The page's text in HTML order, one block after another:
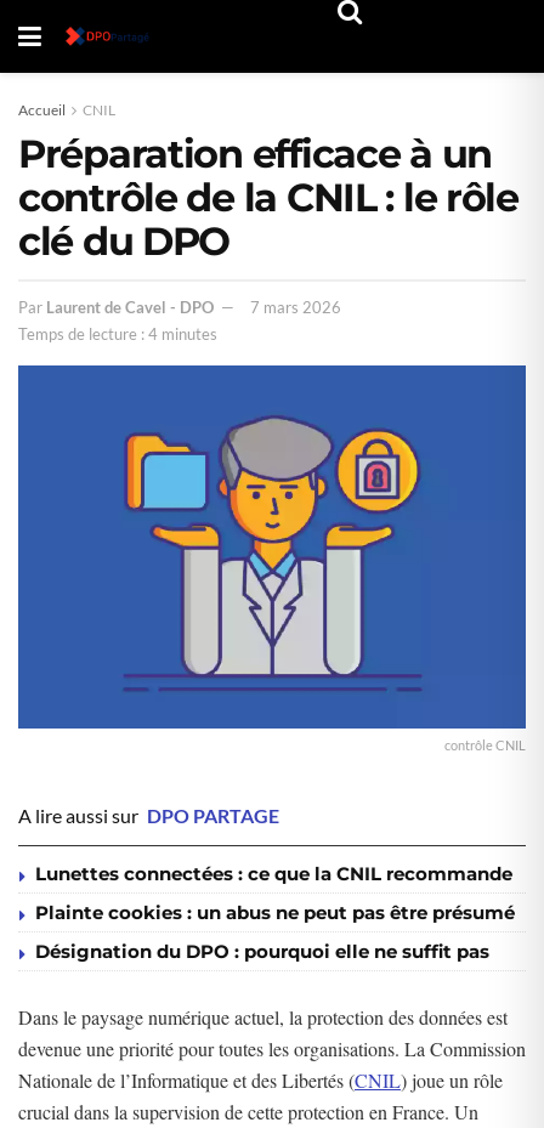
Accueil CNIL
Préparation efficace à un
contrôle de la CNIL : le rôle
clé du DPO
Par Laurent de Cavel - DPO
7 mars 2026
Temps de lecture : 4 minutes
contrôle CNIL
A lire aussi sur DPO PARTAGE
Lunettes connectées : ce que la CNIL recommande
Plainte cookies : un abus ne peut pas être présumé
Désignation du DPO : pourquoi elle ne suffit pas
Dans le paysage numérique actuel, la protection des données est
devenue une priorité pour toutes les organisations. La Commission
Nationale de l’Informatique et des Libertés (CNIL) joue un rôle
crucial dans la supervision de cette protection en France. Un